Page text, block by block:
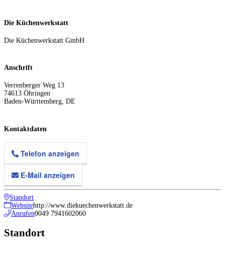
Die Küchenwerkstatt
Die Küchenwerkstatt GmbH
Anschrift
Verrenberger Weg 13
74613 Öhringen
Baden-Württemberg DE
Kontaktdaten
Telefon anzeigen
E-Mail anzeigen
Standort
Websitehttp://www.diekuechenwerkstatt.de
Anrufen0049 7941602060
Standort